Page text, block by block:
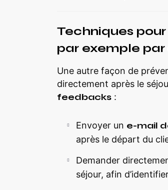
Techniques
par exemple
Une autre façon de
directement après le
feedbacks :
Envoyer un e-mail
après le départ du
Demander
séjour, afin